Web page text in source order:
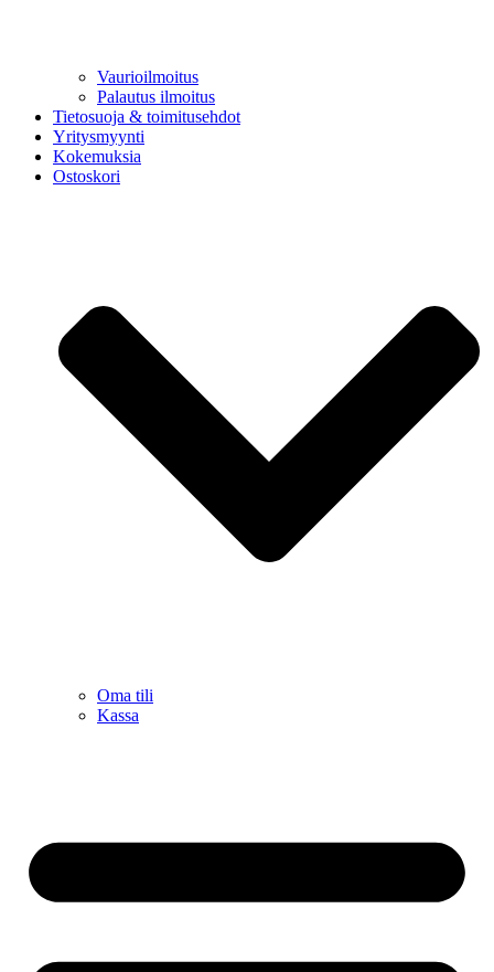
Vaurioilmoitus
Palautus ilmoitus
Tietosuoja & toimitusehdot
Yritysmyynti
Kokemuksia
Ostoskori
Oma tili
Kassa